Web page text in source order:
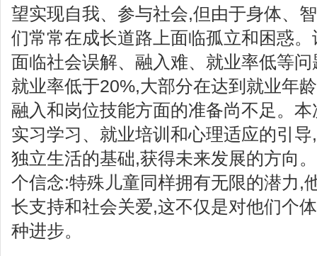
望实现自我、参与社会,但由于身体、
们常常在成长道路上面临孤立和困惑
面临社会误解、融入难、就业率低等
就业率低于20%,大部分在达到就业年
融入和岗位技能方面的准备尚不足。
实习学习、就业培训和心理适应的引
独立生活的基础,获得未来发展的方向
个信念:特殊儿童同样拥有无限的潜力,
长支持和社会关爱,这不仅是对他们个
种进步。